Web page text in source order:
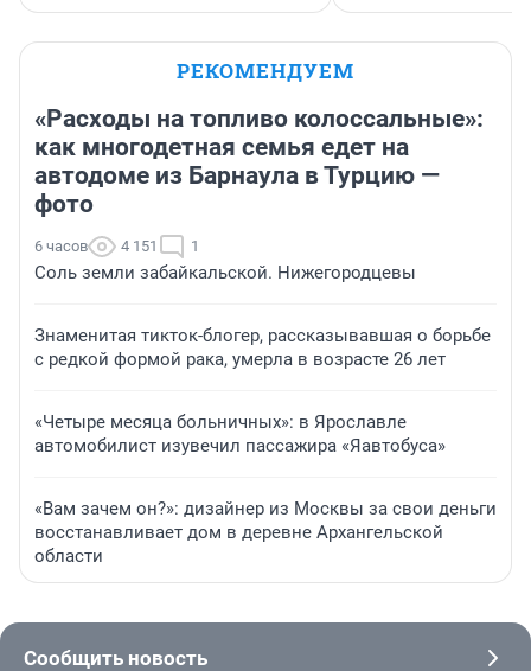
РЕКОМЕНДУЕМ
«Расходы на топливо колоссальные»:
как многодетная семья едет на
автодоме из Барнаула в Турцию —
фото
6 часов 4 151 1
Соль земли забайкальской. Нижегородцевы
Знаменитая тикток-блогер, рассказывавшая о борьбе
с редкой формой рака, умерла в возрасте 26 лет
«Четыре месяца больничных»: в Ярославле
автомобилист изувечил пассажира «Яавтобуса»
«Вам зачем он?»: дизайнер из Москвы за свои деньги
восстанавливает дом в деревне Архангельской
области
Сообщить новость